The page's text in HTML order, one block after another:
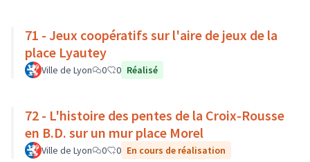
71 - Jeux coopératifs sur l'aire de jeux de la
place Lyautey
Ville de Lyon 0 0 Réalisé
72 - L'histoire des pentes de la Croix-Rousse
en B.D. sur un mur place Morel
Ville de Lyon 0 0 En cours de réalisation